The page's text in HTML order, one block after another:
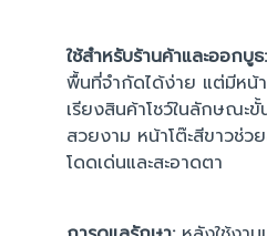
ใช้สำหรับร้านค้าและออกบูธ:
พื้นที่จำกัดได้ง่าย แต่มีหน้
เรียงสินค้าโชว์ในลักษณะขั้
สวยงาม หน้าโต๊ะสีขาวช่ว
โดดเด่นและสะอาดตา